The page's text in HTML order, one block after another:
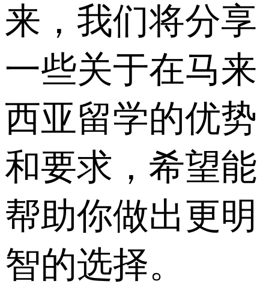
来，我们将分享
一些关于在马来
西亚留学的优势
和要求，希望能
帮助你做出更明
智的选择。